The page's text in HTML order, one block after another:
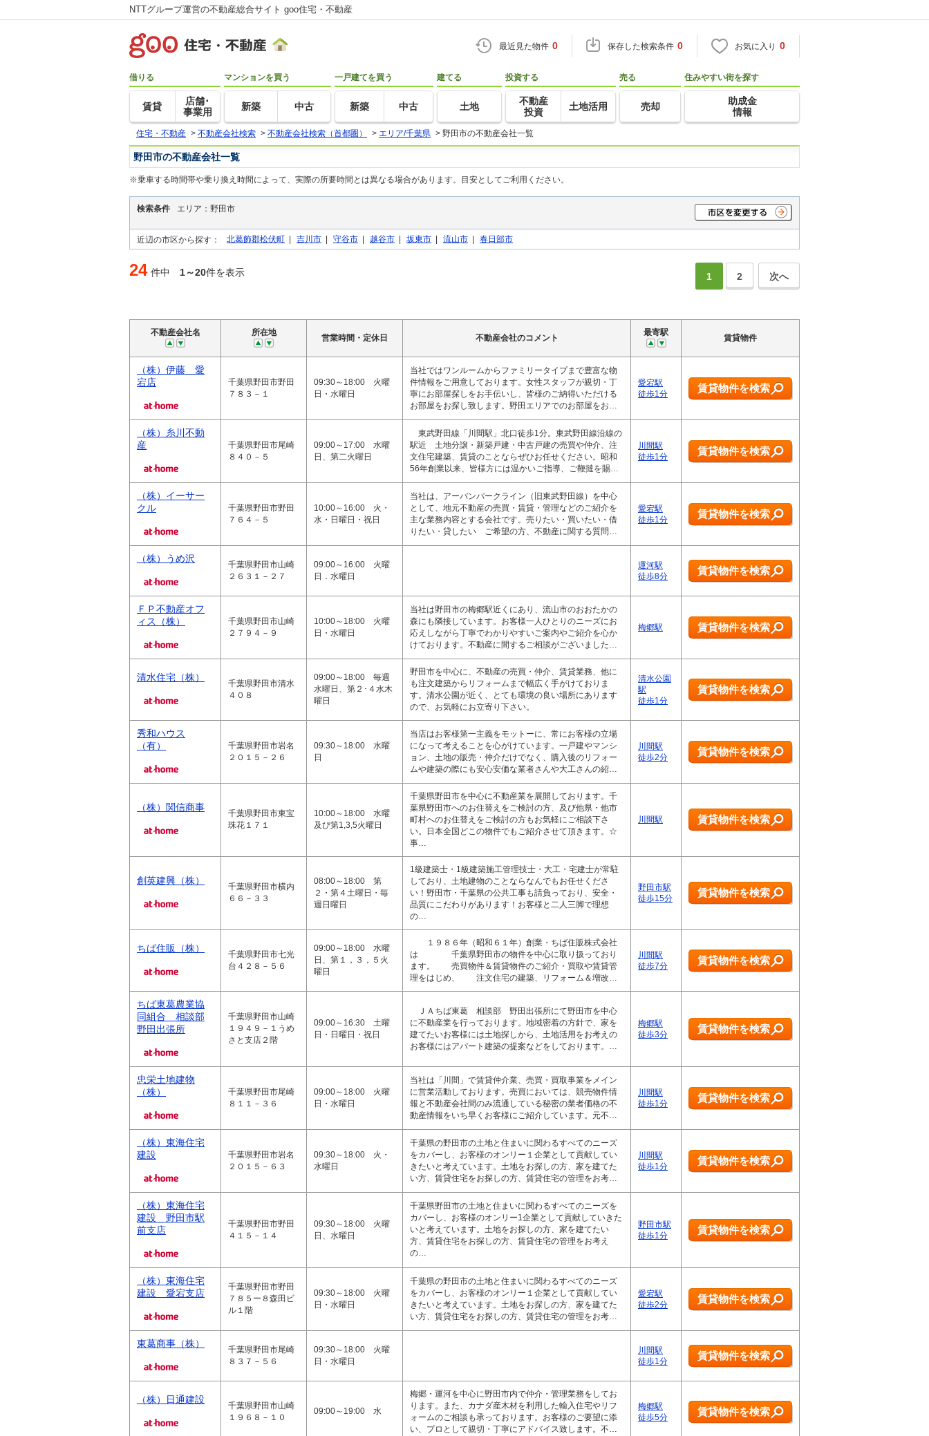
NTTグループ運営の不動産総合サイト goo住宅・不動産
最近見た物件 0 保存した検索条件 0 お気に入り 0
借りる
賃貸
店舗･
事業用
マンションを買う
新築 中古
一戸建てを買う
新築 中古
建てる
土地
投資する
不動産
投資
土地活用
売る
売却
住みやすい街を探す
助成金
情報
住宅・不動産 > 不動産会社検索 > 不動産会社検索（首都圏） > エリア/千葉県 > 野田市の不動産会社一覧
野田市の不動産会社一覧
※乗車する時間帯や乗り換え時間によって、実際の所要時間とは異なる場合があります。目安としてご利用ください。
検索条件 エリア：野田市
近辺の市区から探す： 北葛飾郡松伏町 | 吉川市 | 守谷市 | 越谷市 | 坂東市 | 流山市 | 春日部市
24 件中 1～20件を表示 1 2 次へ
不動産会社名 所在地
営業時間・定休日 不動産会社のコメント
最寄駅
賃貸物件
（株）伊藤 愛
宕店
千葉県野田市野田
７８３－１
09:30～18:00 火曜
日・水曜日
当社ではワンルームからファミリータイプまで豊富な物
件情報をご用意しております。女性スタッフが親切・丁
寧にお部屋探しをお手伝いし、皆様のご納得いただける
お部屋をお探し致します。野田エリアでのお部屋をお…
愛宕駅
徒歩1分
賃貸物件を検索
（株）糸川不動
産
千葉県野田市尾崎
８４０－５
09:00～17:00 水曜
日、第二火曜日
東武野田線「川間駅」北口徒歩1分。東武野田線沿線の
駅近 土地分譲・新築戸建・中古戸建の売買や仲介、注
文住宅建築、賃貸のことならぜひお任せください。昭和
56年創業以来、皆様方には温かいご指導、ご鞭撻を賜…
川間駅
徒歩1分
賃貸物件を検索
（株）イーサー
クル
千葉県野田市野田
７６４－５
10:00～16:00 火・
水・日曜日・祝日
当社は、アーバンパークライン（旧東武野田線）を中心
として、地元不動産の売買・賃貸・管理などのご紹介を
主な業務内容とする会社です。売りたい・買いたい・借
りたい・貸したい ご希望の方、不動産に関する質問…
愛宕駅
徒歩1分
賃貸物件を検索
（株）うめ沢
千葉県野田市山崎
２６３１－２７
09:00～16:00 火曜
日．水曜日
運河駅
徒歩8分
賃貸物件を検索
ＦＰ不動産オフ
ィス（株）
千葉県野田市山崎
２７９４－９
10:00～18:00 火曜
日・水曜日
当社は野田市の梅郷駅近くにあり、流山市のおおたかの
森にも隣接しています。お客様一人ひとりのニーズにお
応えしながら丁寧でわかりやすいご案内やご紹介を心か
けております。不動産に間するご相談がございました…
梅郷駅 賃貸物件を検索
清水住宅（株）
千葉県野田市清水
４０８
09:00～18:00 毎週
水曜日、第２･４水木
曜日
野田市を中心に、不動産の売買・仲介、賃貸業務、他に
も注文建築からリフォームまで幅広く手がけておりま
す。清水公園が近く、とても環境の良い場所にあります
ので、お気軽にお立寄り下さい。
清水公園
駅
徒歩1分
賃貸物件を検索
秀和ハウス
（有）
千葉県野田市岩名
２０１５－２６
09:30～18:00 水曜
日
当店はお客様第一主義をモットーに、常にお客様の立場
になって考えることを心がけています。一戸建やマンシ
ョン、土地の販売・仲介だけでなく、購入後のリフォー
ムや建築の際にも安心安価な業者さんや大工さんの紹…
川間駅
徒歩2分
賃貸物件を検索
（株）関信商事
千葉県野田市東宝
珠花１７１
10:00～18:00 水曜
及び第1,3,5火曜日
千葉県野田市を中心に不動産業を展開しております。千
葉県野田市へのお住替えをご検討の方、及び他県・他市
町村へのお住替えをご検討の方もお気軽にご相談下さ
い。日本全国どこの物件でもご紹介させて頂きます。☆
事…
川間駅 賃貸物件を検索
創英建興（株）
千葉県野田市横内
６６－３３
08:00～18:00 第
２・第４土曜日・毎
週日曜日
1級建築士・1級建築施工管理技士・大工・宅建士が常駐
しており、土地建物のことならなんでもお任せくださ
い！野田市・千葉県の公共工事も請負っており、安全・
品質にこだわりがあります！お客様と二人三脚で理想
の…
野田市駅
徒歩15分
賃貸物件を検索
ちば住販（株）
千葉県野田市七光
台４２８－５６
09:00～18:00 水曜
日、第１，３，５火
曜日
１９８６年（昭和６１年）創業・ちば住販株式会社
は 千葉県野田市の物件を中心に取り扱っており
ます。 売買物件＆賃貸物件のご紹介・買取や賃貸管
理をはじめ、 注文住宅の建築、リフォーム＆増改…
川間駅
徒歩7分
賃貸物件を検索
ちば東葛農業協
同組合 相談部
野田出張所
千葉県野田市山崎
１９４９－１うめ
さと支店２階
09:00～16:30 土曜
日・日曜日・祝日
ＪＡちば東葛 相談部 野田出張所にて野田市を中心
に不動産業を行っております。地域密着の方針で、家を
建てたいお客様には土地探しから、土地活用をお考えの
お客様にはアパート建築の提案などをしております。…
梅郷駅
徒歩3分
賃貸物件を検索
忠栄土地建物
（株）
千葉県野田市尾崎
８１１－３６
09:00～18:00 火曜
日・水曜日
当社は「川間」で賃貸仲介業、売買・買取事業をメイン
に営業活動しております。売買においては、競売物件情
報と不動産会社間のみ流通している秘密の業者価格の不
動産情報をいち早くお客様にご紹介しています。元不…
川間駅
徒歩1分
賃貸物件を検索
（株）東海住宅
建設
千葉県野田市岩名
２０１５－６３
09:30～18:00 火・
水曜日
千葉県の野田市の土地と住まいに関わるすべてのニーズ
をカバーし、お客様のオンリー１企業として貢献してい
きたいと考えています。土地をお探しの方、家を建てた
い方、賃貸住宅をお探しの方、賃貸住宅の管理をお考…
川間駅
徒歩1分
賃貸物件を検索
（株）東海住宅
建設 野田市駅
前支店
千葉県野田市野田
４１５－１４
09:30～18:00 火曜
日、水曜日
千葉県野田市の土地と住まいに関わるすべてのニーズを
カバーし、お客様のオンリー1企業として貢献していきた
いと考えています。土地をお探しの方、家を建てたい
方、賃貸住宅をお探しの方、賃貸住宅の管理をお考え
の…
野田市駅
徒歩1分
賃貸物件を検索
（株）東海住宅
建設 愛宕支店
千葉県野田市野田
７８５ー８森田ビ
ル１階
09:30～18:00 火曜
日・水曜日
千葉県の野田市の土地と住まいに関わるすべてのニーズ
をカバーし、お客様のオンリー１企業として貢献してい
きたいと考えています。土地をお探しの方、家を建てた
い方、賃貸住宅をお探しの方、賃貸住宅の管理をお考…
愛宕駅
徒歩2分
賃貸物件を検索
東葛商事（株）
千葉県野田市尾崎
８３７－５６
09:30～18:00 火曜
日・水曜日
川間駅
徒歩1分
賃貸物件を検索
（株）日通建設
千葉県野田市山崎
１９６８－１０
09:00～19:00 水
梅郷・運河を中心に野田市内で仲介・管理業務をしてお
ります。また、カナダ産木材を利用した輸入住宅やリフ
ォームのご相談も承っております。お客様のご要望に添
い、プロとして親切・丁寧にアドバイス致します。不…
梅郷駅
徒歩5分
賃貸物件を検索